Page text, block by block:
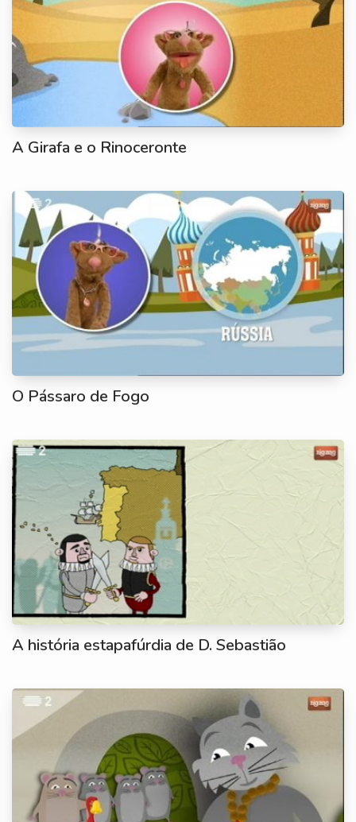
A Girafa e o Rinoceronte
O Pássaro de Fogo
A história estapafúrdia de D. Sebastião